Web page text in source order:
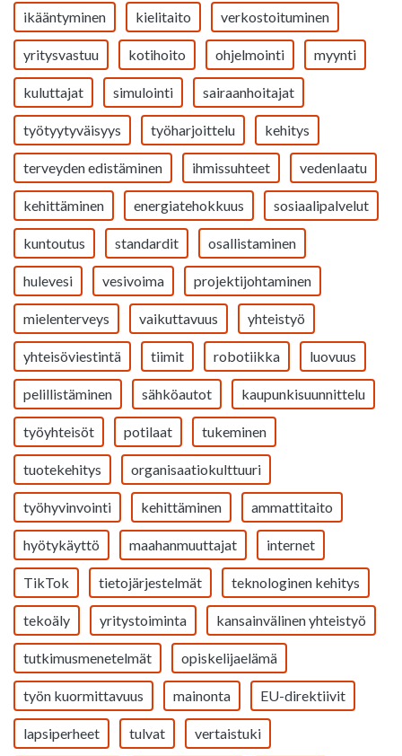
ikääntyminen kielitaito verkostoituminen
yritysvastuu kotihoito ohjelmointi myynti
kuluttajat simulointi sairaanhoitajat
työtyytyväisyys työharjoittelu kehitys
terveyden edistäminen ihmissuhteet vedenlaatu
kehittäminen energiatehokkuus sosiaalipalvelut
kuntoutus standardit osallistaminen
hulevesi vesivoima projektijohtaminen
mielenterveys vaikuttavuus yhteistyö
yhteisöviestintä tiimit robotiikka luovuus
pelillistäminen sähköautot kaupunkisuunnittelu
työyhteisöt potilaat tukeminen
tuotekehitys organisaatiokulttuuri
työhyvinvointi kehittäminen ammattitaito
hyötykäyttö maahanmuuttajat internet
TikTok tietojärjestelmät teknologinen kehitys
tekoäly yritystoiminta kansainvälinen yhteistyö
tutkimusmenetelmät opiskelijaelämä
työn kuormittavuus mainonta EU-direktiivit
lapsiperheet tulvat vertaistuki